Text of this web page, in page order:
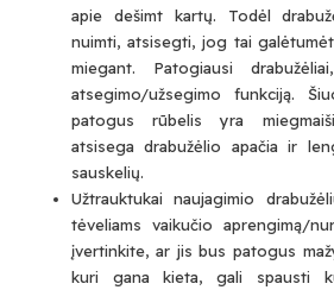
apie dešimt kartų. Todėl
nuimti, atsisegti, jog tai
miegant. Patogiausi
atsegimo/užsegimo funkciją.
patogus rūbelis yra
atsisega drabužėlio apačia ir
sauskelių.
Užtrauktukai naujagimio
tėveliams vaikučio aprengimą/
įvertinkite, ar jis bus patogus
kuri gana kieta, gali spausti